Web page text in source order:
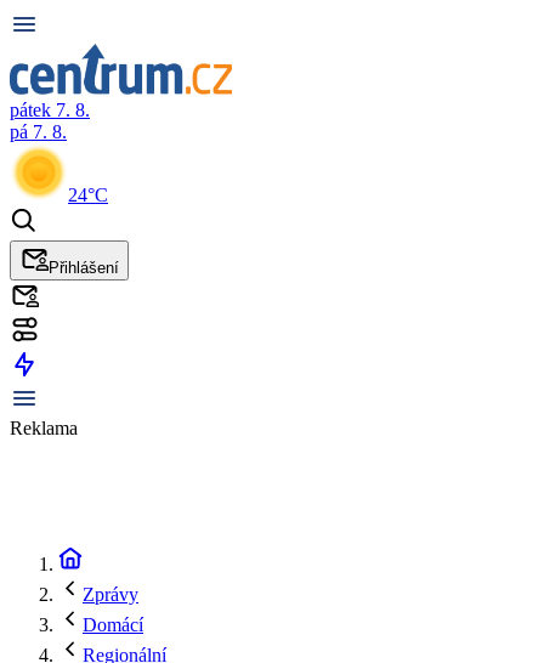
pátek 7. 8.
pá 7. 8.
24°C
Přihlášení
Reklama
Zprávy
Domácí
Regionální